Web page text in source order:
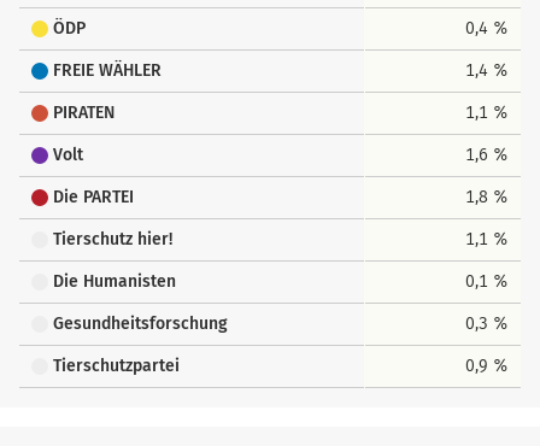
ÖDP 0,4 %
FREIE WÄHLER 1,4 %
PIRATEN 1,1 %
Volt 1,6 %
Die PARTEI 1,8 %
Tierschutz hier! 1,1 %
Die Humanisten 0,1 %
Gesundheitsforschung 0,3 %
Tierschutzpartei 0,9 %